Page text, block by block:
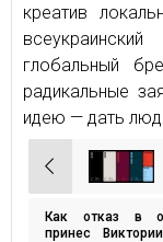
креатив
глобальный
радикальные
идею — дать
Навигация
по
записям
Как отказ в
принес